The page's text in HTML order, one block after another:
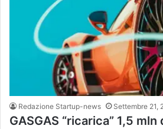
Redazione Startup-news Settembre 21,
GASGAS “ricarica” 1,5 mln